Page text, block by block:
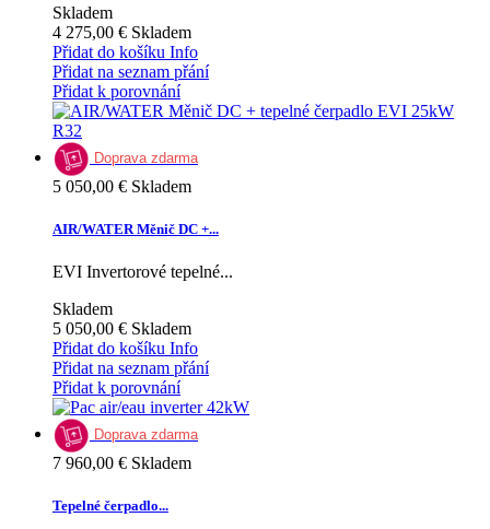
Skladem
4 275,00 € Skladem
Přidat do košíku Info
Přidat na seznam přání
Přidat k porovnání
Doprava zdarma
5 050,00 € Skladem
AIR/WATER Měnič DC +...
EVI Invertorové tepelné...
Skladem
5 050,00 € Skladem
Přidat do košíku Info
Přidat na seznam přání
Přidat k porovnání
Doprava zdarma
7 960,00 € Skladem
Tepelné čerpadlo...